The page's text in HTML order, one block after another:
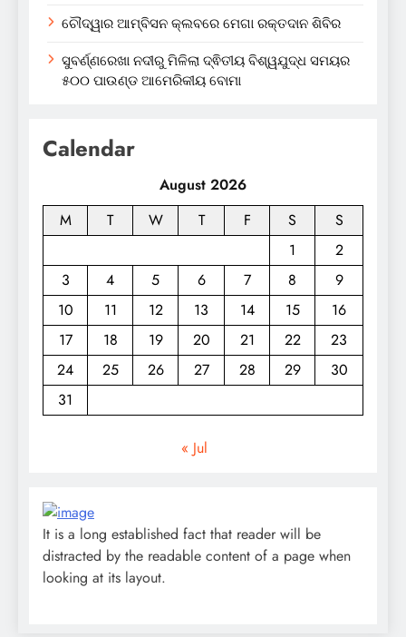
ଚୌଦ୍ୱାର ଆମ୍ବିସନ କ୍ଲବରେ ମେଗା ରକ୍ତଦାନ ଶିବିର
ସୁବର୍ଣ୍ଣରେଖା ନଦୀରୁ ମିଳିଲା ଦ୍ଵିତୀୟ ବିଶ୍ୱଯୁଦ୍ଧ ସମୟର
୫୦୦ ପାଉଣ୍ଡ ଆମେରିକୀୟ ବୋମା
Calendar
August 2026
M
T W T F S
S
1
2
3
4 5 6 7 8
9
10
11 12 13 14 15
16
17
18 19 20 21 22
23
24
25 26 27 28 29
30
31
« Jul
It is a long established fact that reader will be
distracted by the readable content of a page when
looking at its layout.